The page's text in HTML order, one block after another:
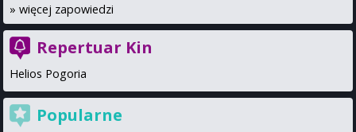
» więcej zapowiedzi
Repertuar Kin
Helios Pogoria
Popularne